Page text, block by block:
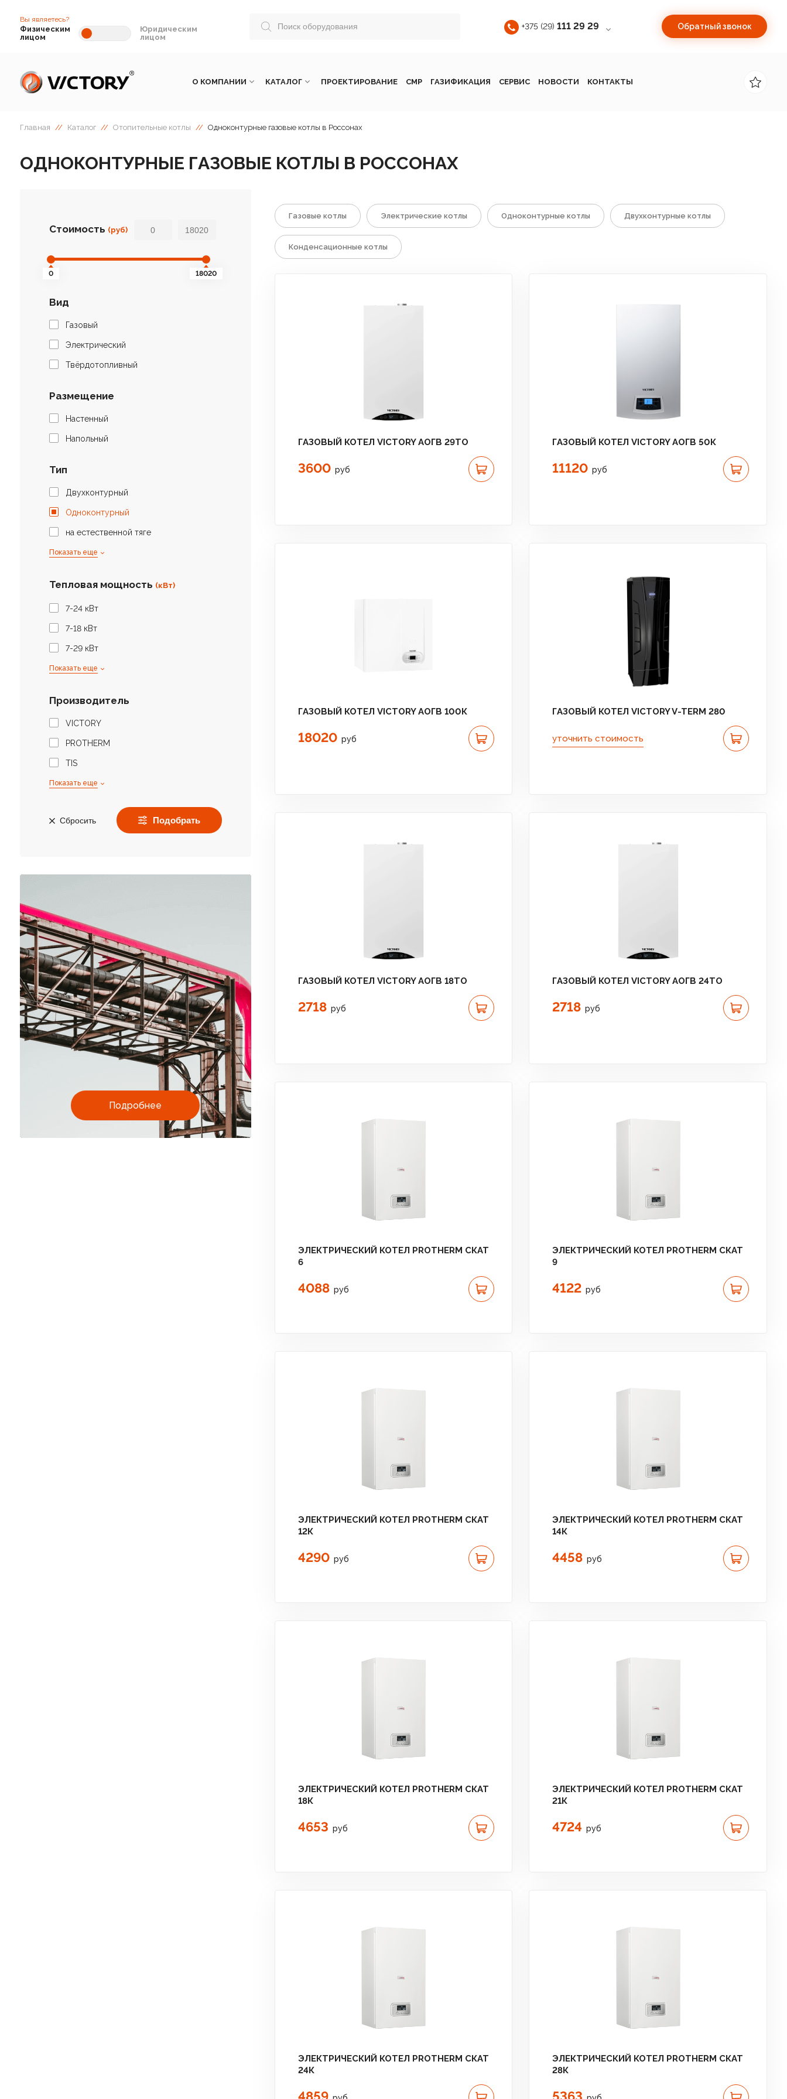
Вы являетесь?
Физическим
лицом
Юридическим
лицом
+375 (29) 111 29 29 Обратный звонок
О КОМПАНИИ КАТАЛОГ ПРОЕКТИРОВАНИЕ СМР ГАЗИФИКАЦИЯ СЕРВИС НОВОСТИ КОНТАКТЫ
Главная // Каталог // Отопительные котлы // Одноконтурные газовые котлы в Россонах
ОДНОКОНТУРНЫЕ ГАЗОВЫЕ КОТЛЫ В РОССОНАХ
Стоимость (руб)
0 18020
Вид
Газовый
Электрический
Твёрдотопливный
Размещение
Настенный
Напольный
Тип
Двухконтурный
Одноконтурный
на естественной тяге
Показать еще
Тепловая мощность (кВт)
7-24 кВт
7-18 кВт
7-29 кВт
Показать еще
Производитель
VICTORY
PROTHERM
TIS
Показать еще
Сбросить Подобрать
Подробнее
Газовые котлы Электрические котлы Одноконтурные котлы Двухконтурные котлы
Конденсационные котлы
ГАЗОВЫЙ КОТЕЛ VICTORY АОГВ 29TO
3600 руб
ГАЗОВЫЙ КОТЕЛ VICTORY АОГВ 50К
11120 руб
ГАЗОВЫЙ КОТЕЛ VICTORY АОГВ 100К
18020 руб
ГАЗОВЫЙ КОТЕЛ VICTORY V-TERM 280
уточнить стоимость
ГАЗОВЫЙ КОТЕЛ VICTORY АОГВ 18TО
2718 руб
ГАЗОВЫЙ КОТЕЛ VICTORY АОГВ 24TО
2718 руб
ЭЛЕКТРИЧЕСКИЙ КОТЕЛ PROTHERM СКАТ
6
4088 руб
ЭЛЕКТРИЧЕСКИЙ КОТЕЛ PROTHERM СКАТ
9
4122 руб
ЭЛЕКТРИЧЕСКИЙ КОТЕЛ PROTHERM СКАТ
12К
4290 руб
ЭЛЕКТРИЧЕСКИЙ КОТЕЛ PROTHERM СКАТ
14К
4458 руб
ЭЛЕКТРИЧЕСКИЙ КОТЕЛ PROTHERM СКАТ
18К
4653 руб
ЭЛЕКТРИЧЕСКИЙ КОТЕЛ PROTHERM СКАТ
21К
4724 руб
ЭЛЕКТРИЧЕСКИЙ КОТЕЛ PROTHERM СКАТ
24К
4859
ЭЛЕКТРИЧЕСКИЙ КОТЕЛ PROTHERM СКАТ
28К
5363